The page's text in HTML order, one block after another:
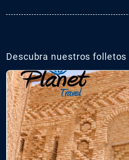
Descubra nuestros folletos